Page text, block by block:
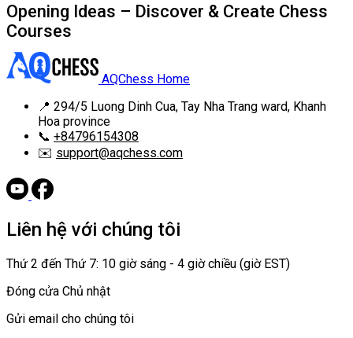
Opening Ideas – Discover & Create Chess
Courses
AQChess Home
📍 294/5 Luong Dinh Cua, Tay Nha Trang ward, Khanh
Hoa province
📞 +84796154308
✉️ support@aqchess.com
Liên hệ với chúng tôi
Thứ 2 đến Thứ 7: 10 giờ sáng - 4 giờ chiều (giờ EST)
Đóng cửa Chủ nhật
Gửi email cho chúng tôi